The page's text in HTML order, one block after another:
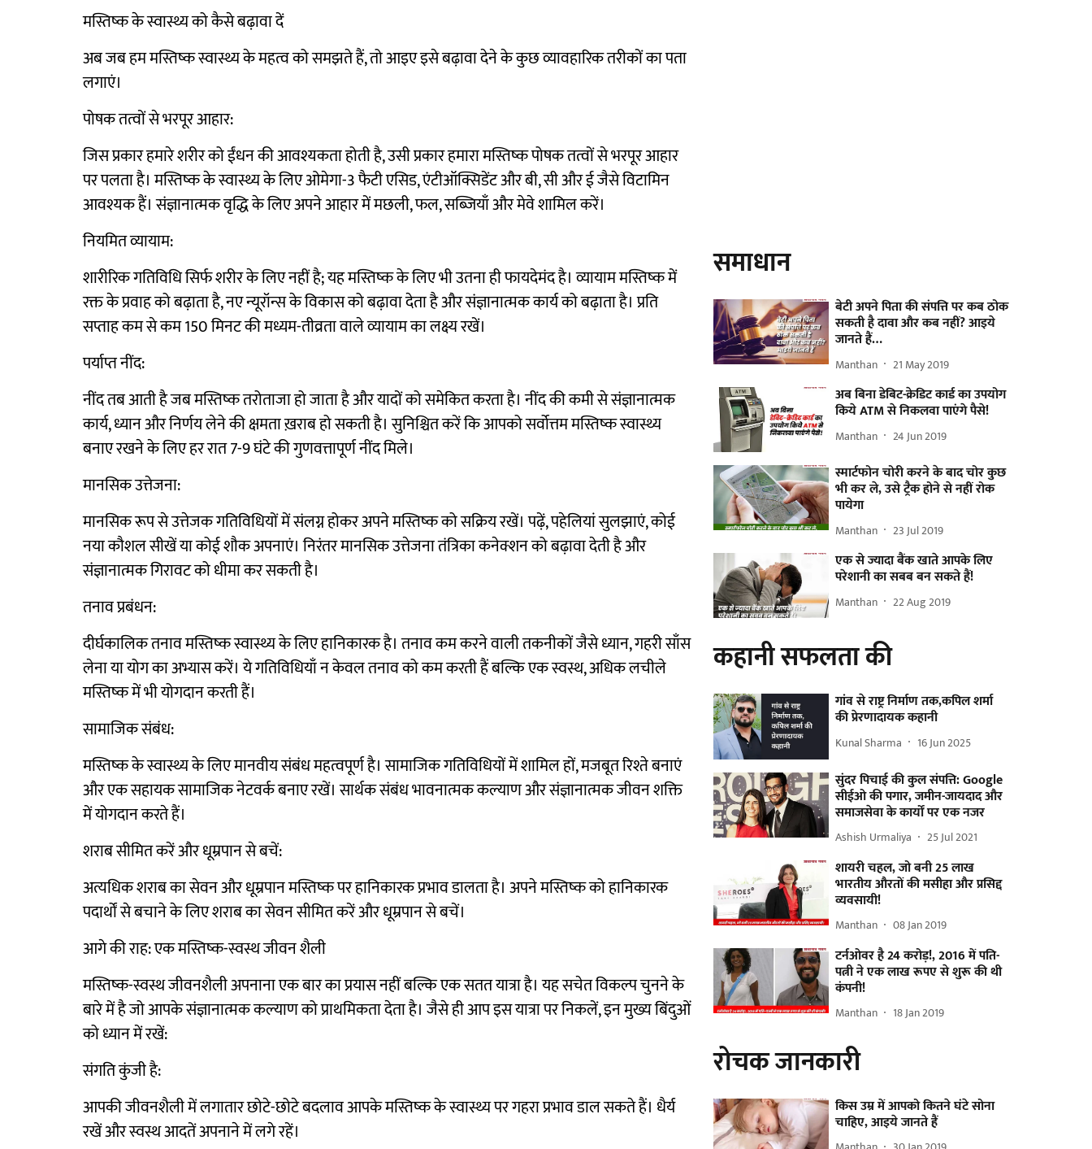
मस्तिष्क के स्वास्थ्य को कैसे बढ़ावा दें
अब जब हम मस्तिष्क स्वास्थ्य के महत्व को समझते हैं, तो आइए इसे बढ़ावा देने के कुछ व्यावहारिक तरीकों का पता
लगाएं।
पोषक तत्वों से भरपूर आहार:
जिस प्रकार हमारे शरीर को ईंधन की आवश्यकता होती है, उसी प्रकार हमारा मस्तिष्क पोषक तत्वों से भरपूर आहार
पर पलता है। मस्तिष्क के स्वास्थ्य के लिए ओमेगा-3 फैटी एसिड, एंटीऑक्सिडेंट और बी, सी और ई जैसे विटामिन
आवश्यक हैं। संज्ञानात्मक वृद्धि के लिए अपने आहार में मछली, फल, सब्जियाँ और मेवे शामिल करें।
नियमित व्यायाम:
शारीरिक गतिविधि सिर्फ शरीर के लिए नहीं है; यह मस्तिष्क के लिए भी उतना ही फायदेमंद है। व्यायाम मस्तिष्क में
रक्त के प्रवाह को बढ़ाता है, नए न्यूरॉन्स के विकास को बढ़ावा देता है और संज्ञानात्मक कार्य को बढ़ाता है। प्रति
सप्ताह कम से कम 150 मिनट की मध्यम-तीव्रता वाले व्यायाम का लक्ष्य रखें।
पर्याप्त नींद:
नींद तब आती है जब मस्तिष्क तरोताजा हो जाता है और यादों को समेकित करता है। नींद की कमी से संज्ञानात्मक
कार्य, ध्यान और निर्णय लेने की क्षमता ख़राब हो सकती है। सुनिश्चित करें कि आपको सर्वोत्तम मस्तिष्क स्वास्थ्य
बनाए रखने के लिए हर रात 7-9 घंटे की गुणवत्तापूर्ण नींद मिले।
मानसिक उत्तेजना:
मानसिक रूप से उत्तेजक गतिविधियों में संलग्न होकर अपने मस्तिष्क को सक्रिय रखें। पढ़ें, पहेलियां सुलझाएं, कोई
नया कौशल सीखें या कोई शौक अपनाएं। निरंतर मानसिक उत्तेजना तंत्रिका कनेक्शन को बढ़ावा देती है और
संज्ञानात्मक गिरावट को धीमा कर सकती है।
तनाव प्रबंधन:
दीर्घकालिक तनाव मस्तिष्क स्वास्थ्य के लिए हानिकारक है। तनाव कम करने वाली तकनीकों जैसे ध्यान, गहरी साँस
लेना या योग का अभ्यास करें। ये गतिविधियाँ न केवल तनाव को कम करती हैं बल्कि एक स्वस्थ, अधिक लचीले
मस्तिष्क में भी योगदान करती हैं।
सामाजिक संबंध:
मस्तिष्क के स्वास्थ्य के लिए मानवीय संबंध महत्वपूर्ण है। सामाजिक गतिविधियों में शामिल हों, मजबूत रिश्ते बनाएं
और एक सहायक सामाजिक नेटवर्क बनाए रखें। सार्थक संबंध भावनात्मक कल्याण और संज्ञानात्मक जीवन शक्ति
में योगदान करते हैं।
शराब सीमित करें और धूम्रपान से बचें:
अत्यधिक शराब का सेवन और धूम्रपान मस्तिष्क पर हानिकारक प्रभाव डालता है। अपने मस्तिष्क को हानिकारक
पदार्थों से बचाने के लिए शराब का सेवन सीमित करें और धूम्रपान से बचें।
आगे की राह: एक मस्तिष्क-स्वस्थ जीवन शैली
मस्तिष्क-स्वस्थ जीवनशैली अपनाना एक बार का प्रयास नहीं बल्कि एक सतत यात्रा है। यह सचेत विकल्प चुनने के
बारे में है जो आपके संज्ञानात्मक कल्याण को प्राथमिकता देता है। जैसे ही आप इस यात्रा पर निकलें, इन मुख्य बिंदुओं
को ध्यान में रखें:
संगति कुंजी है:
आपकी जीवनशैली में लगातार छोटे-छोटे बदलाव आपके मस्तिष्क के स्वास्थ्य पर गहरा प्रभाव डाल सकते हैं। धैर्य
रखें और स्वस्थ आदतें अपनाने में लगे रहें।
समाधान
बेटी अपने पिता की संपत्ति पर कब ठोक
सकती है दावा और कब नहीं? आइये
जानते हैं…
Manthan 21 May 2019
अब बिना डेबिट-क्रेडिट कार्ड का उपयोग
किये ATM से निकलवा पाएंगे पैसे!
Manthan 24 Jun 2019
स्मार्टफोन चोरी करने के बाद चोर कुछ
भी कर ले, उसे ट्रैक होने से नहीं रोक
पायेगा
Manthan 23 Jul 2019
एक से ज्यादा बैंक खाते आपके लिए
परेशानी का सबब बन सकते हैं!
Manthan 22 Aug 2019
कहानी सफलता की
गांव से राष्ट्र निर्माण तक,कपिल शर्मा
की प्रेरणादायक कहानी
Kunal Sharma 16 Jun 2025
सुंदर पिचाई की कुल संपत्ति: Google
सीईओ की पगार, जमीन-जायदाद और
समाजसेवा के कार्यों पर एक नजर
Ashish Urmaliya 25 Jul 2021
शायरी चहल, जो बनी 25 लाख
भारतीय औरतों की मसीहा और प्रसिद्द
व्यवसायी!
Manthan 08 Jan 2019
टर्नओवर है 24 करोड़!, 2016 में पति-
पत्नी ने एक लाख रूपए से शुरू की थी
कंपनी!
Manthan 18 Jan 2019
रोचक जानकारी
किस उम्र में आपको कितने घंटे सोना
चाहिए, आइये जानते हैं